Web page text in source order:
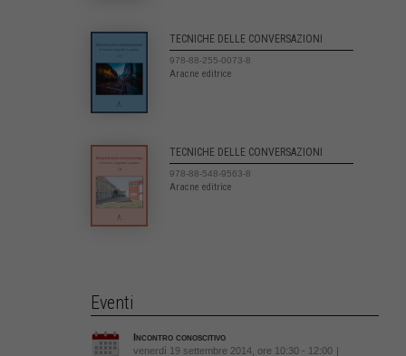
TECNICHE DELLE CONVERSAZIONI
978-88-255-0073-8
Aracne editrice
TECNICHE DELLE CONVERSAZIONI
978-88-548-9563-8
Aracne editrice
Eventi
Incontro conoscitivo
venerdì 19 settembre 2014, ore 10:30 - 12:00 |